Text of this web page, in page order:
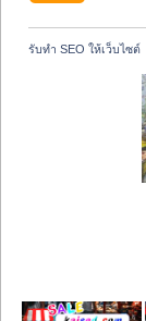
รับทำ SEO ให้เว็บไซต์